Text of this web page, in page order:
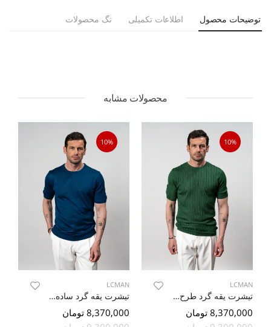
توضیحات محصول اطلاعات تکمیلی تگ محصولات
محصولات مشابه
10%
LCMAN
تیشرت یقه گرد طرح دار سبز 92
8,370,000 تومان
10%
LCMAN
تیشرت یقه گرد ساده 79500/30
8,370,000 تومان